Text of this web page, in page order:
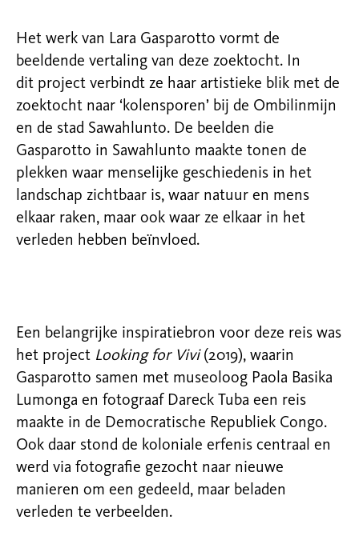
Het werk van Lara Gasparotto vormt de
beeldende vertaling van deze zoektocht. In
dit project verbindt ze haar artistieke blik met de
zoektocht naar ‘kolensporen’ bij de Ombilinmijn
en de stad Sawahlunto. De beelden die
Gasparotto in Sawahlunto maakte tonen de
plekken waar menselijke geschiedenis in het
landschap zichtbaar is, waar natuur en mens
elkaar raken, maar ook waar ze elkaar in het
verleden hebben beïnvloed.
Een belangrijke inspiratiebron voor deze reis was
het project Looking for Vivi(2019), waarin
Gasparotto samen met museoloog Paola Basika
Lumonga en fotograaf Dareck Tuba een reis
maakte in de Democratische Republiek Congo.
Ook daar stond de koloniale erfenis centraal en
werd via fotografie gezocht naar nieuwe
manieren om een gedeeld, maar beladen
verleden te verbeelden.